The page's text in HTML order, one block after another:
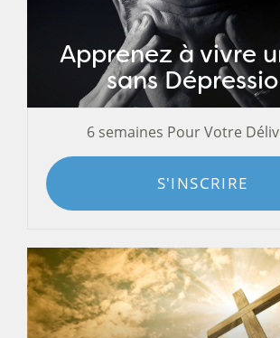
Apprenez à vivre
sans
6 semaines Pour Votre
S'INSCRIRE